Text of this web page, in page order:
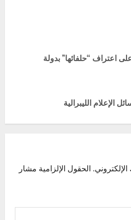
اعتراف “حلفائها” بدولة
الليبرالية
الحقول الإلزامية مشار